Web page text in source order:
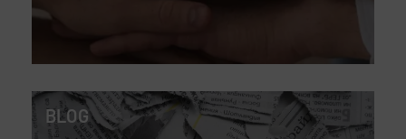
BLOG